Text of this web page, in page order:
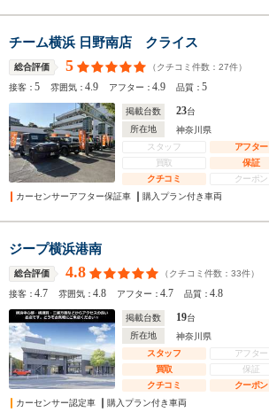
チーム横浜 日野南店 クライス
総合評価 5 （クチコミ件数： 27件）
接客：5 雰囲気：4.9 アフター：4.9 品質：5
掲載台数 23台
所在地
神奈川県
スタッフ
アフター
買取
保証
クチコミ
クーポン
カーセンサーアフター保証車
購入プラン付き車両
ジープ横浜港南
総合評価 4.8 （クチコミ件数： 33件）
接客：4.7 雰囲気：4.8 アフター：4.7 品質：4.8
掲載台数 19台
所在地
神奈川県
スタッフ
アフター
買取
保証
クチコミ
クーポン
カーセンサー認定車
購入プラン付き車両